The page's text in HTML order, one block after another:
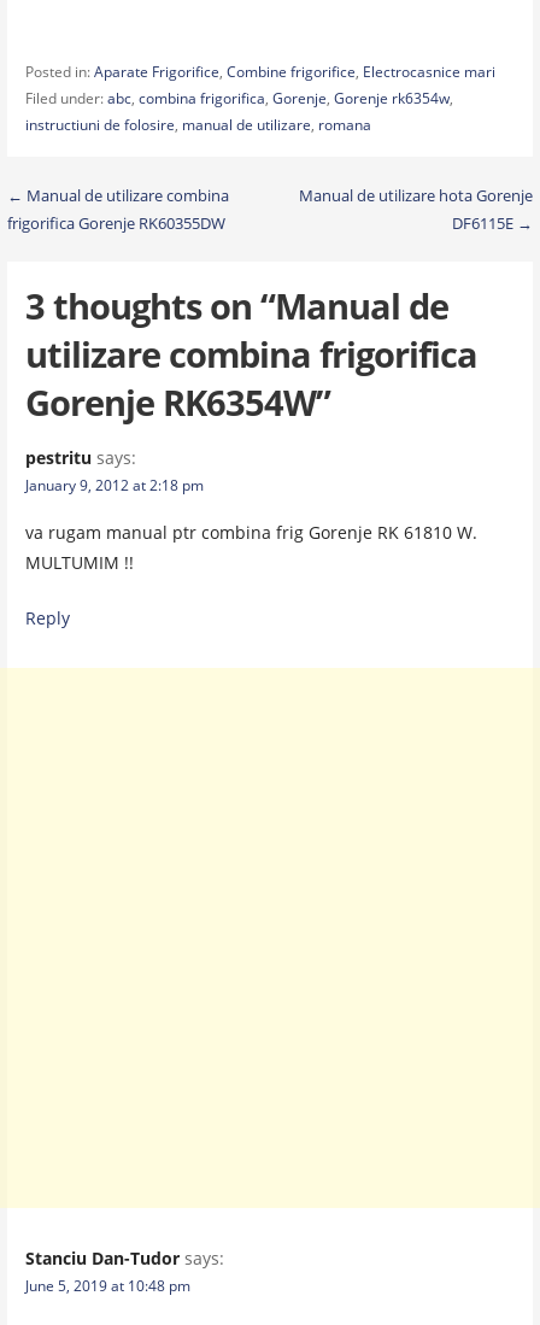
Posted in:Aparate Frigorifice, Combine frigorifice, Electrocasnice mari
Filed under:abc, combina frigorifica, Gorenje, Gorenje rk6354w,
instructiuni de folosire, manual de utilizare, romana
Post
navigation
← Manual de utilizare combina
frigorifica Gorenje RK60355DW
Manual de utilizare hota Gorenje
DF6115E →
3 thoughts on “Manual de
utilizare combina frigorifica
Gorenje RK6354W”
pestritu says:
January 9, 2012 at 2:18 pm
va rugam manual ptr combina frig Gorenje RK 61810 W.
MULTUMIM !!
Reply
Stanciu Dan-Tudor says:
June 5, 2019 at 10:48 pm